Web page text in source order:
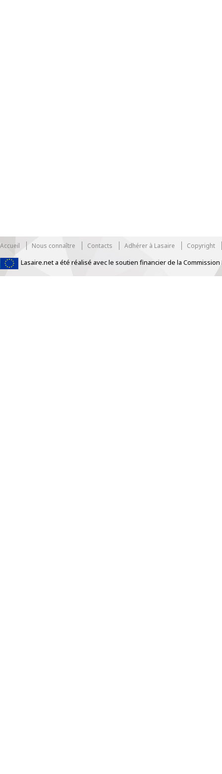
Accueil Nous connaître Contacts Adhérer à Lasaire Copyright
Lasaire.net a été réalisé avec le soutien financier de la
https://www.traditionrolex.com/33